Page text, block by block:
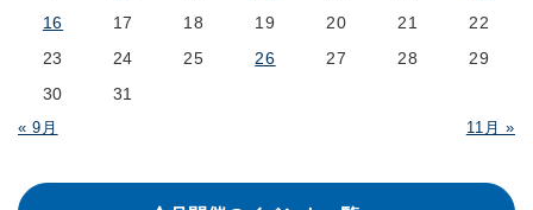
« 9月 11月 »
16
17 18 19 20 21
22
23
24 25 26 27 28
29
30
31